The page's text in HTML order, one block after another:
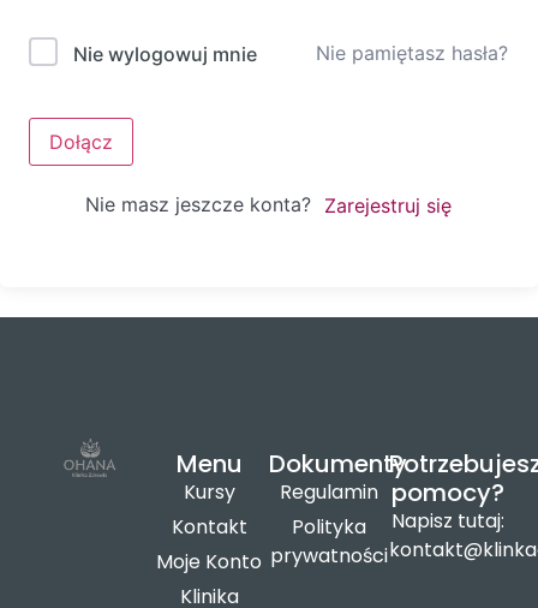
Nie wylogowuj mnie Nie pamiętasz hasła?
Dołącz
Nie masz jeszcze konta? Zarejestruj się
Menu
Kursy
Kontakt
Moje Konto
Klinika
Dokumenty
Regulamin
Polityka
prywatności
pomocy?
Napisz tutaj: